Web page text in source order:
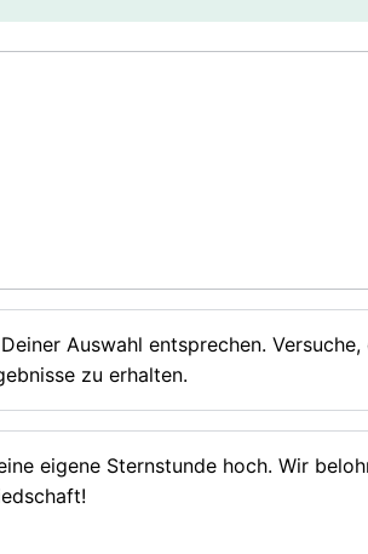
Auswahl entsprechen. Versuche,
zu erhalten.
eigene Sternstunde hoch. Wir